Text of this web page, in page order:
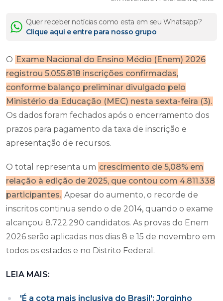
Quer receber notícias como esta em seu Whatsapp?
Clique aqui e entre para nosso grupo
O Exame Nacional do Ensino Médio (Enem) 2026
registrou 5.055.818 inscrições confirmadas,
conforme balanço preliminar divulgado pelo
Ministério da Educação (MEC) nesta sexta-feira (3).
Os dados foram fechados após o encerramento dos
prazos para pagamento da taxa de inscrição e
apresentação de recursos.
O total representa um crescimento de 5,08% em
relação à edição de 2025, que contou com 4.811.338
participantes. Apesar do aumento, o recorde de
inscritos continua sendo o de 2014, quando o exame
alcançou 8.722.290 candidatos. As provas do Enem
2026 serão aplicadas nos dias 8 e 15 de novembro em
todos os estados e no Distrito Federal.
LEIA MAIS:
'É a cota mais inclusiva do Brasil': Jorginho